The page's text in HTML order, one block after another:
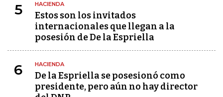
5 HACIENDA
Estos son los invitados
internacionales que llegan a la
posesión de De la Espriella
6 HACIENDA
De la Espriella se posesionó como
presidente, pero aún no hay director